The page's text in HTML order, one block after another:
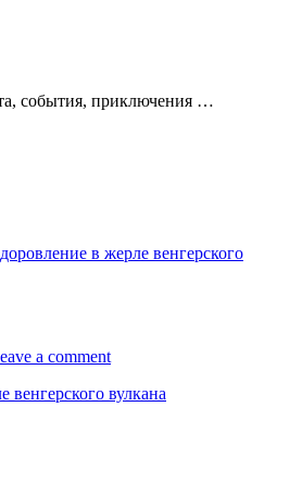
события, приключения …
в жерле венгерского
a comment